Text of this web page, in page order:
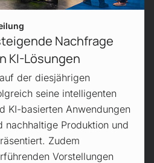
Nachfrage
KI-Lösungen
der diesjährigen
seine intelligenten
KI-basierten Anwendungen
Produktion und
Zudem
Vorstellungen